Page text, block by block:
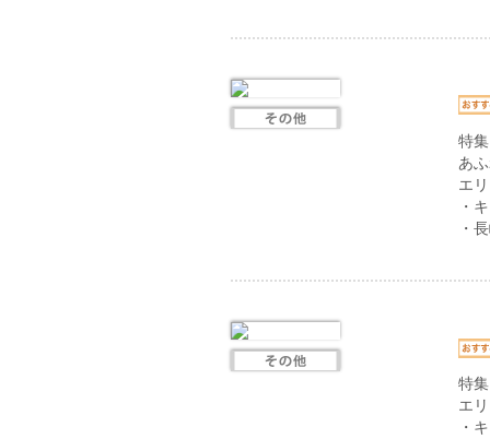
特
あ
エ
・
・
特
エ
・